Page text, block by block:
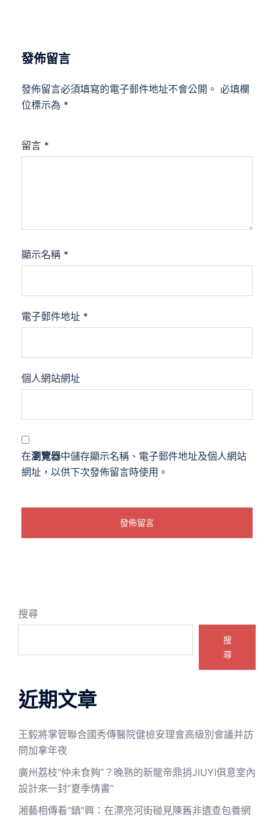
發佈留言
發佈留言必須填寫的電子郵件地址不會公開。 必填欄
位標示為 *
留言 *
顯示名稱 *
電子郵件地址 *
個人網站網址
在瀏覽器中儲存顯示名稱、電子郵件地址及個人網站
網址，以供下次發佈留言時使用。
搜尋
搜
尋
近期文章
王毅將掌管聯合國秀傳醫院健檢安理會高級別會議并訪
問加拿年夜
廣州荔枝“仲未食夠”？晚熟的新龍帝鼎捎JIUYI俱意室內
設計來一封“夏季情書”
湘藝相傳看“鎮”興：在漂亮河街碰見陳舊非遺查包養網